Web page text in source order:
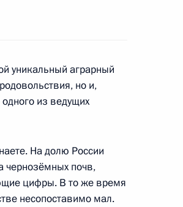
уникальный аграрный
но и,
из ведущих
На долю России
чернозёмных почв,
цифры. В то же время
несопоставимо мал.